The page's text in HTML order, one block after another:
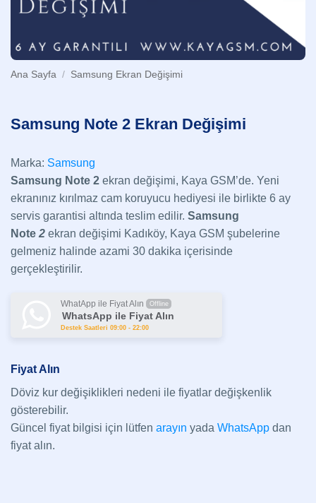
Ana Sayfa / Samsung Ekran Değişimi
Samsung Note 2 Ekran Değişimi
Marka: Samsung
Samsung Note 2 ekran değişimi, Kaya GSM’de. Yeni
ekranınız kırılmaz cam koruyucu hediyesi ile birlikte 6 ay
servis garantisi altında teslim edilir. Samsung
Note 2 ekran değişimi Kadıköy, Kaya GSM şubelerine
gelmeniz halinde azami 30 dakika içerisinde
gerçekleştirilir.
WhatApp ile Fiyat Alın Offline
WhatsApp ile Fiyat Alın
Destek Saatleri 09:00 - 22:00
Fiyat Alın
Döviz kur değişiklikleri nedeni ile fiyatlar değişkenlik
gösterebilir.
Güncel fiyat bilgisi için lütfen arayın yada WhatsApp dan
fiyat alın.